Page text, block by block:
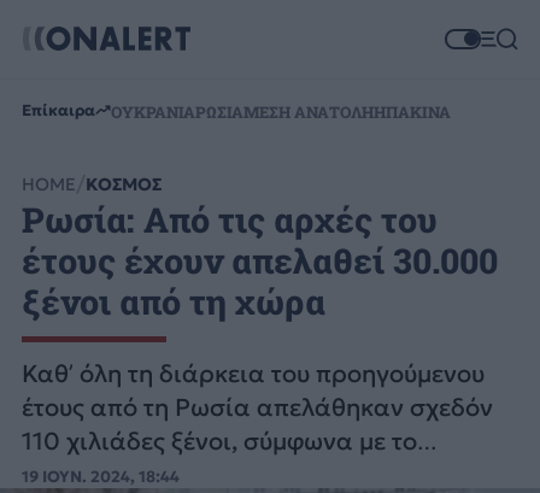
Επίκαιρα ΟΥΚΡΑΝΙΑΡΩΣΙΑΜΕΣΗ ΑΝΑΤΟΛΗΗΠΑΚΙΝΑ
HOME ΚΟΣΜΟΣ
Ρωσία: Από τις αρχές του
έτους έχουν απελαθεί 30.000
ξένοι από τη χώρα
Καθ’ όλη τη διάρκεια του προηγούμενου
έτους από τη Ρωσία απελάθηκαν σχεδόν
110 χιλιάδες ξένοι, σύμφωνα με το
υπουργείο Εσωτερικών της χώρας.
19 ΙΟΥΝ. 2024, 18:44